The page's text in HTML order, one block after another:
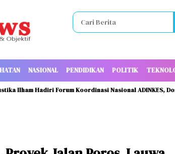
NASIONAL PENDIDIKAN POLITIK
Hadiri Forum Koordinasi Nasional ADINKES, Dorong